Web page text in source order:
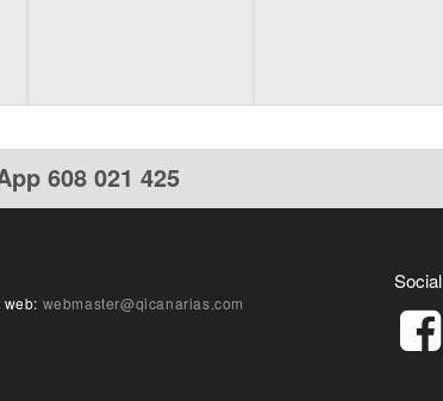
608 021 425
Social
webmaster@qicanarias.com